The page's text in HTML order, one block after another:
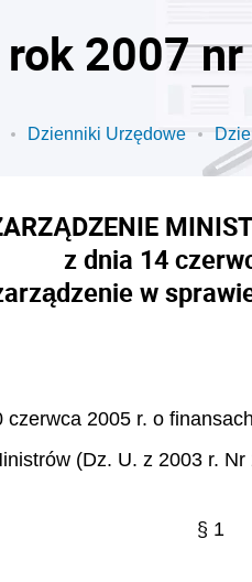
2007
Dzienniki Urzędowe
z dnia 14
w
2005 r. o
(Dz. U. z 2003 r.
§ 1